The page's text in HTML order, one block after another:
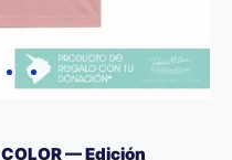
— Edición